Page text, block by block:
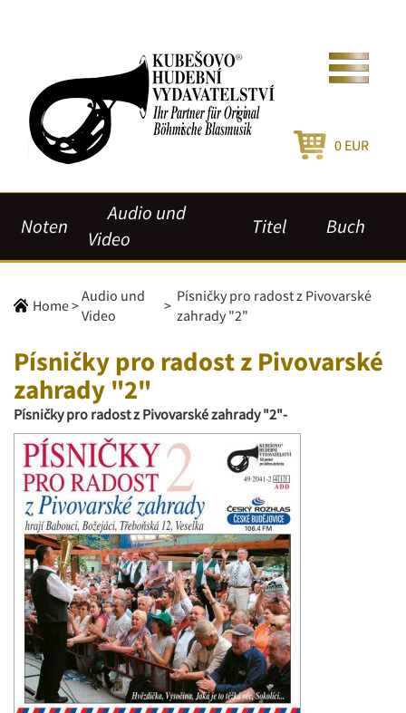
0 EUR
Noten
Audio und
Video
Titel Buch
Home>
Audio und
Video
>
Písničky pro radost z Pivovarské
zahrady "2"
Písničky pro radost z Pivovarské
zahrady "2"
Písničky pro radost z Pivovarské zahrady "2"-